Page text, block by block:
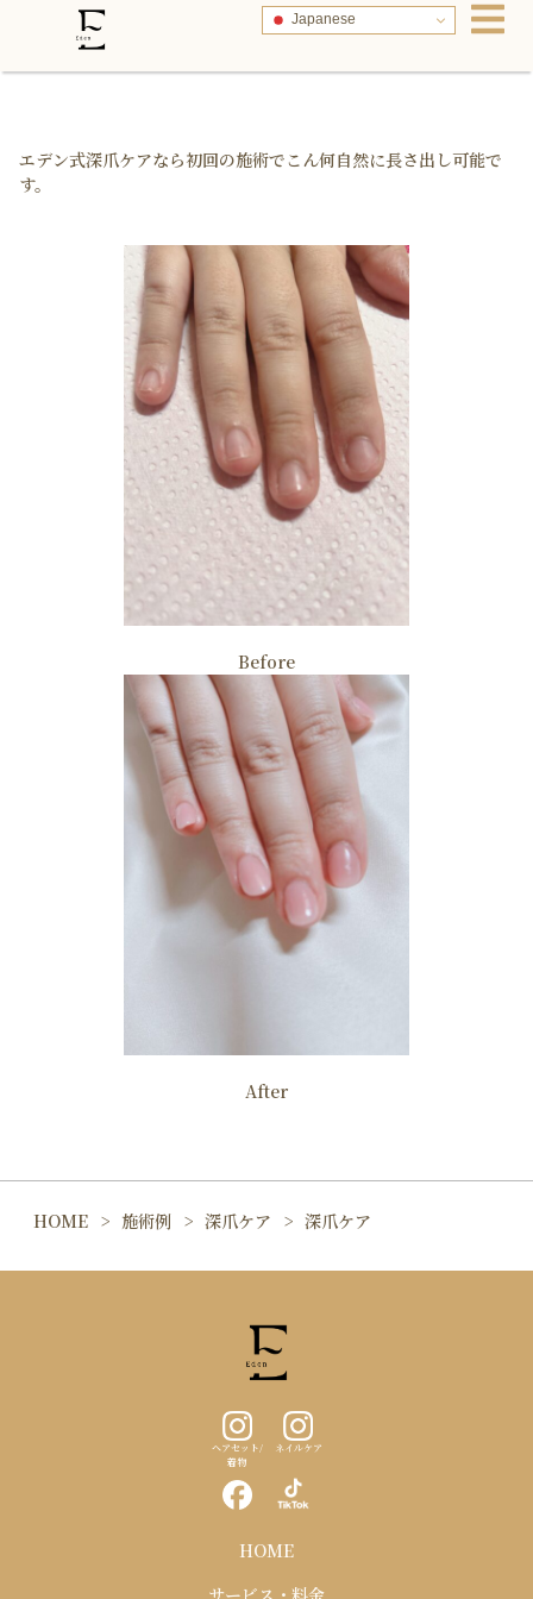
Japanese
エデン式深爪ケアなら初回の施術でこん何自然に長さ出し可能で
す。
Before
After
HOME 施術例 深爪ケア 深爪ケア
ヘアセット/
着物
ネイルケア
HOME